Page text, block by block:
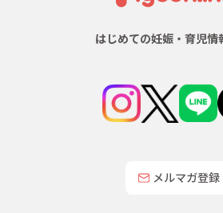
はじめての妊娠・育児情
メルマガ登録